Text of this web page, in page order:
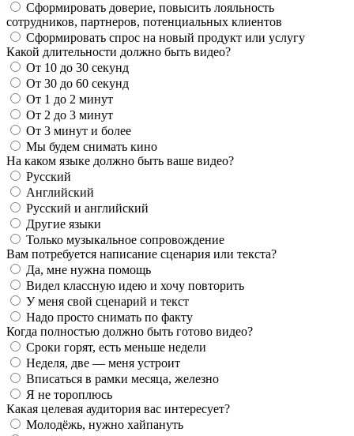
Сформировать доверие, повысить лояльность
сотрудников, партнеров, потенциальных клиентов
Сформировать спрос на новый продукт или услугу
Какой длительности должно быть видео?
От 10 до 30 секунд
От 30 до 60 секунд
От 1 до 2 минут
От 2 до 3 минут
От 3 минут и более
Мы будем снимать кино
На каком языке должно быть ваше видео?
Русский
Английский
Русский и английский
Другие языки
Только музыкальное сопровождение
Вам потребуется написание сценария или текста?
Да, мне нужна помощь
Видел классную идею и хочу повторить
У меня свой сценарий и текст
Надо просто снимать по факту
Когда полностью должно быть готово видео?
Сроки горят, есть меньше недели
Неделя, две — меня устроит
Вписаться в рамки месяца, железно
Я не тороплюсь
Какая целевая аудитория вас интересует?
Молодёжь, нужно хайпануть